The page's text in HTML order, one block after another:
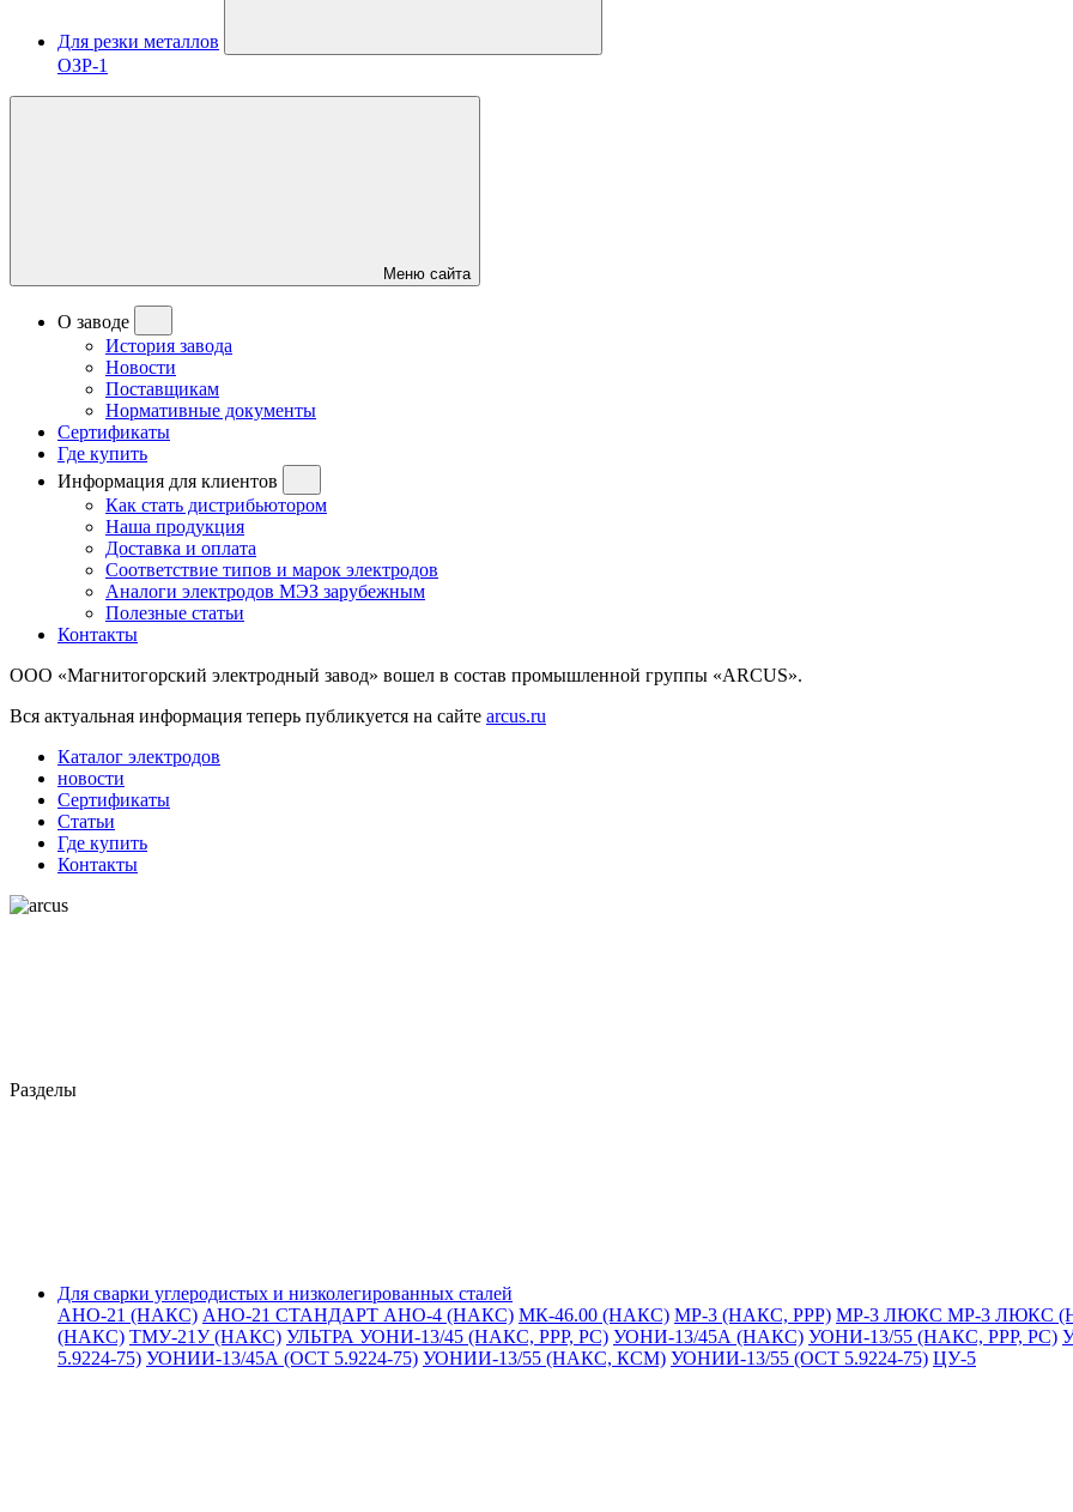
Для резки металлов
ОЗР-1
Меню сайта
О заводе
История завода
Новости
Поставщикам
Нормативные документы
Сертификаты
Где купить
Информация для клиентов
Как стать дистрибьютором
Наша продукция
Доставка и оплата
Соответствие типов и марок электродов
Аналоги электродов МЭЗ зарубежным
Полезные статьи
Контакты
ООО «Магнитогорский электродный завод» вошел в состав промышленной группы «ARCUS».
Вся актуальная информация теперь публикуется на сайте arcus.ru
Каталог электродов
новости
Сертификаты
Статьи
Где купить
Контакты
Разделы
Для сварки углеродистых и низколегированных сталей
АНО-21 (НАКС) АНО-21 СТАНДАРТ АНО-4 (НАКС) МК-46.00 (НАКС) МР-3 (НАКС, РРР) МР-3 ЛЮКС МР-3 ЛЮКС
(НАКС) ТМУ-21У (НАКС) УЛЬТРА УОНИ-13/45 (НАКС, РРР, РС) УОНИ-13/45А (НАКС) УОНИ-13/55 (НАКС, РРР, РС)
5.9224-75) УОНИИ-13/45А (ОСТ 5.9224-75) УОНИИ-13/55 (НАКС, КСМ) УОНИИ-13/55 (ОСТ 5.9224-75) ЦУ-5